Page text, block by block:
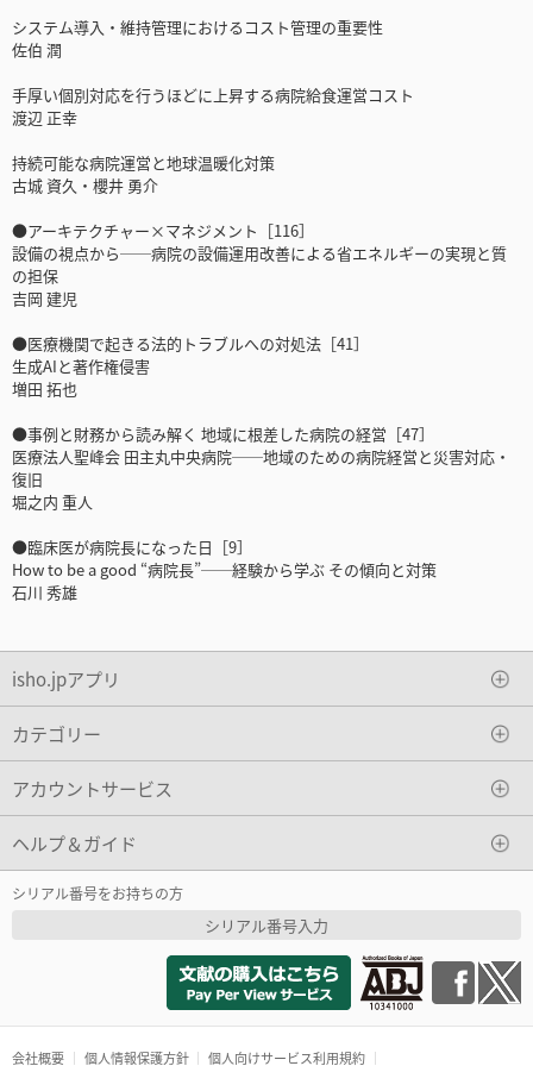
システム導入・維持管理におけるコスト管理の重要性
佐伯 潤
手厚い個別対応を行うほどに上昇する病院給食運営コスト
渡辺 正幸
持続可能な病院運営と地球温暖化対策
古城 資久・櫻井 勇介
●アーキテクチャー×マネジメント［116］
設備の視点から──病院の設備運用改善による省エネルギーの実現と質
の担保
吉岡 建児
●医療機関で起きる法的トラブルへの対処法［41］
生成AIと著作権侵害
増田 拓也
●事例と財務から読み解く 地域に根差した病院の経営［47］
医療法人聖峰会 田主丸中央病院──地域のための病院経営と災害対応・
復旧
堀之内 重人
●臨床医が病院長になった日［9］
How to be a good “病院長”──経験から学ぶ その傾向と対策
石川 秀雄
isho.jpアプリ
カテゴリー
アカウントサービス
ヘルプ＆ガイド
シリアル番号をお持ちの方
シリアル番号入力
会社概要 個人情報保護方針 個人向けサービス利用規約